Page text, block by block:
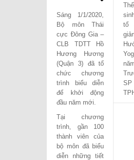
Sáng 1/1/2020,
Bộ môn Thái
cực Đông Gia –
CLB TDTT Hồ
Hương Hương
(Quận 3) đã tổ
chức chương
trình biểu diễn
để khởi động
đầu năm mới.
Tại chương
trình, gần 100
thành viên của
bộ môn đã biểu
diễn những tiết
tổ